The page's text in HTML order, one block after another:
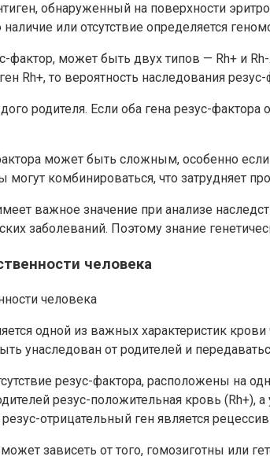
обнаруженный на поверхности
или отсутствие определяется
фактор, может быть двух типов — Rh+ и
Rh+, то вероятность наследования
родителя. Если оба гена резус-
может быть сложным, особенно
могут комбинироваться, что затрудняет
важное значение при анализе
заболеваний. Поэтому знание
человека
одной из важных характеристик
унаследован от родителей и
резус-фактора, расположены на
резус-положительная кровь (Rh+),
отрицательный ген является
зависеть от того, гомозиготны или